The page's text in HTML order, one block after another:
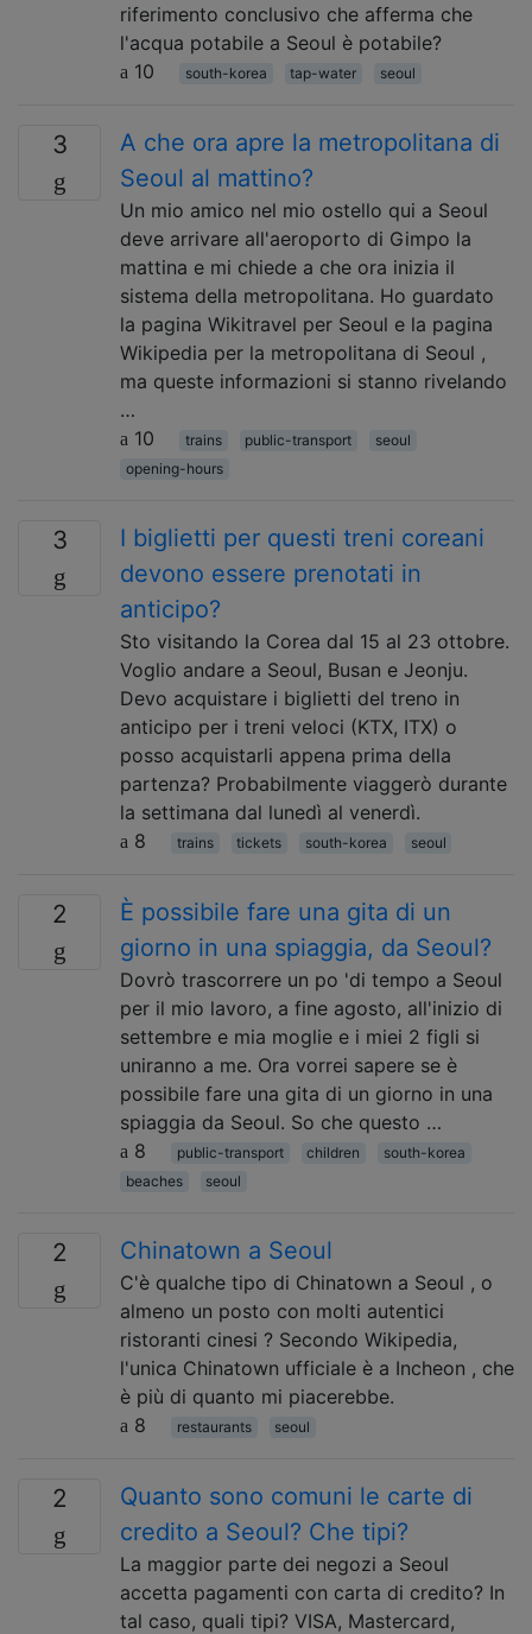
riferimento conclusivo che afferma che
l'acqua potabile a Seoul è potabile?
10
south-korea tap-water seoul
3
A che ora apre la metropolitana di
Seoul al mattino?
Un mio amico nel mio ostello qui a Seoul
deve arrivare all'aeroporto di Gimpo la
mattina e mi chiede a che ora inizia il
sistema della metropolitana. Ho guardato
la pagina Wikitravel per Seoul e la pagina
Wikipedia per la metropolitana di Seoul ,
ma queste informazioni si stanno rivelando
…
10
trains public-transport
seoul
opening-hours
3
I biglietti per questi treni coreani
devono essere prenotati in
anticipo?
Sto visitando la Corea dal 15 al 23 ottobre.
Voglio andare a Seoul, Busan e Jeonju.
Devo acquistare i biglietti del treno in
anticipo per i treni veloci (KTX, ITX) o
posso acquistarli appena prima della
partenza? Probabilmente viaggerò durante
la settimana dal lunedì al venerdì.
8
trains tickets south-korea seoul
2
È possibile fare una gita di un
giorno in una spiaggia, da Seoul?
Dovrò trascorrere un po 'di tempo a Seoul
per il mio lavoro, a fine agosto, all'inizio di
settembre e mia moglie e i miei 2 figli si
uniranno a me. Ora vorrei sapere se è
possibile fare una gita di un giorno in una
spiaggia da Seoul. So che questo …
8
public-transport children
south-korea
beaches
seoul
2 Chinatown a Seoul
C'è qualche tipo di Chinatown a Seoul , o
almeno un posto con molti autentici
ristoranti cinesi ? Secondo Wikipedia,
l'unica Chinatown ufficiale è a Incheon , che
è più di quanto mi piacerebbe.
8
restaurants seoul
2
Quanto sono comuni le carte di
credito a Seoul? Che tipi?
La maggior parte dei negozi a Seoul
accetta pagamenti con carta di credito? In
tal caso, quali tipi? VISA, Mastercard,